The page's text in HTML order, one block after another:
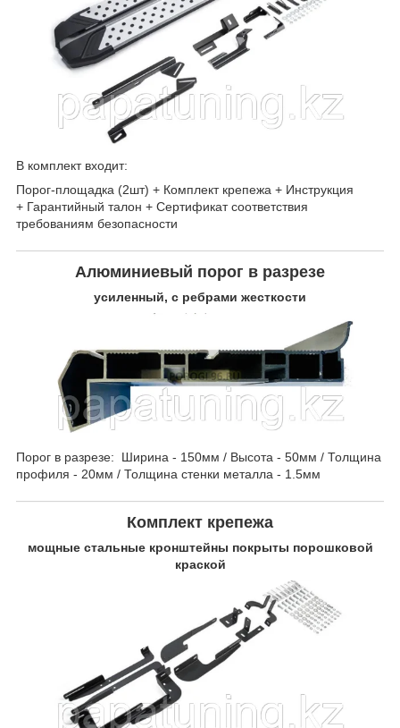
В комплект входит:
Порог-площадка (2шт) + Комплект крепежа + Инструкция
+ Гарантийный талон + Сертификат соответствия
требованиям безопасности
Алюминиевый порог в разрезе
усиленный, с ребрами жесткости
Порог в разрезе: Ширина - 150мм / Высота - 50мм / Толщина
профиля - 20мм / Толщина стенки металла - 1.5мм
Комплект крепежа
мощные стальные кронштейны покрыты порошковой
краской